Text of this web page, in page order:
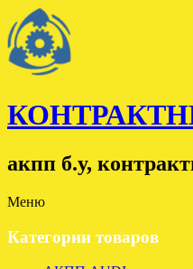
акпп б.у,
Меню
Категории товаров